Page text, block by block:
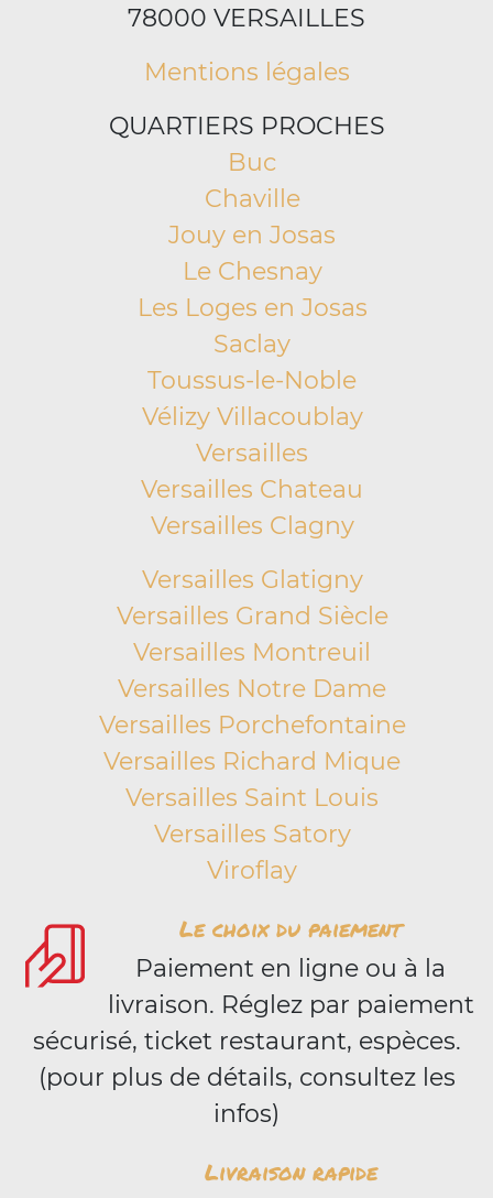
78000 VERSAILLES
Mentions légales
QUARTIERS PROCHES
Buc
Chaville
Jouy en Josas
Le Chesnay
Les Loges en Josas
Saclay
Toussus-le-Noble
Vélizy Villacoublay
Versailles
Versailles Chateau
Versailles Clagny
Versailles Glatigny
Versailles Grand Siècle
Versailles Montreuil
Versailles Notre Dame
Versailles Porchefontaine
Versailles Richard Mique
Versailles Saint Louis
Versailles Satory
Viroflay
Le choix du paiement
Paiement en ligne ou à la
livraison. Réglez par paiement
sécurisé, ticket restaurant, espèces.
(pour plus de détails, consultez les
infos)
Livraison rapide